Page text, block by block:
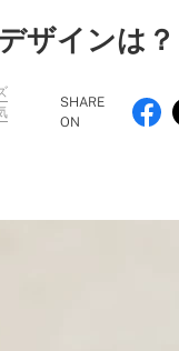
ース一覧
様の声
STORIES
ップブログ
ザインは？
SHARE
ON